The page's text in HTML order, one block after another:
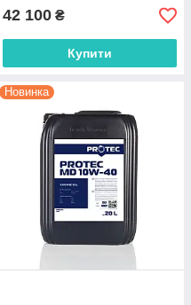
42 100 ₴
Купити
Новинка